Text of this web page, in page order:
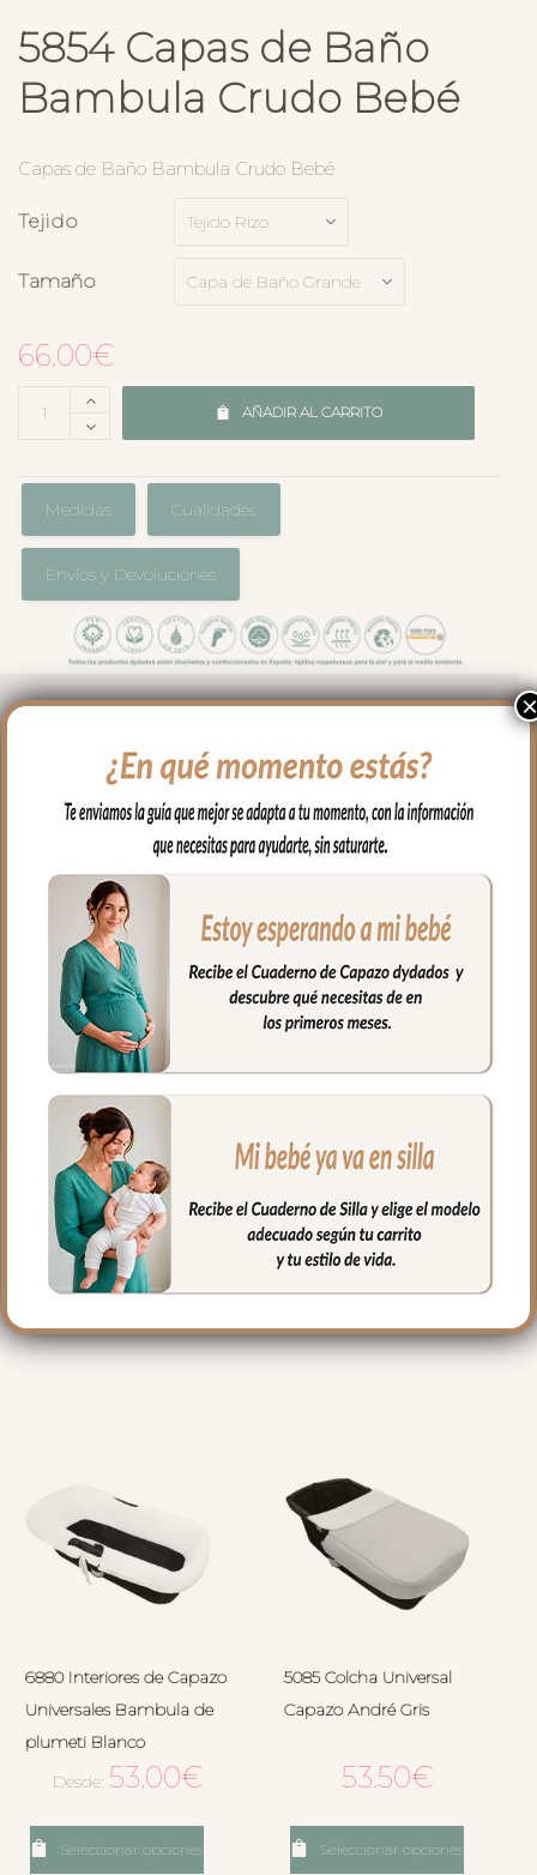
5854 Capas de Baño
Bambula Crudo Bebé
Capas de Baño Bambula Crudo Bebé
Tejido
Tamaño
66.00€
AÑADIR AL CARRITO
Medidas Cualidades
Envíos y Devoluciones
algodón con el borde a juego con la
colección que hayas elegido para tu
capazo.
Capucha para arropar la cabecita del
bebe en tejido de algodón también a
juego
En una esquina sistema de sujeción, para
que puedas colocar la toalla alrededor de
tu cuello y así tener las manos libres para
coger a tu bebé con tranquilidad.
Medidas: 110x110cm
PRODUCTOS
RELACIONADOS
6880 Interiores de Capazo
Universales Bambula de
plumeti Blanco
Desde:53.00€
Seleccionar opciones
5085 Colcha Universal
Capazo André Gris
53.50€
Seleccionar opciones
×